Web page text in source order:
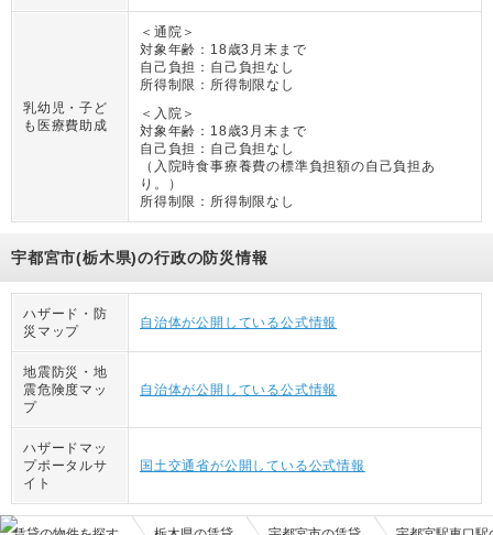
乳幼児・子ど
も医療費助成
＜通院＞
対象年齢： 18歳3月末まで
自己負担： 自己負担なし
所得制限： 所得制限なし
＜入院＞
対象年齢： 18歳3月末まで
自己負担： 自己負担なし
（ 入院時食事療養費の標準負担額の自己負担あ
り。
）
所得制限： 所得制限なし
宇都宮市(栃木県)の行政の防災情報
ハザード・防
災マップ
自治体が公開している公式情報
地震防災・地
震危険度マッ
プ
自治体が公開している公式情報
ハザードマッ
プポータルサ
イト
国土交通省が公開している公式情報